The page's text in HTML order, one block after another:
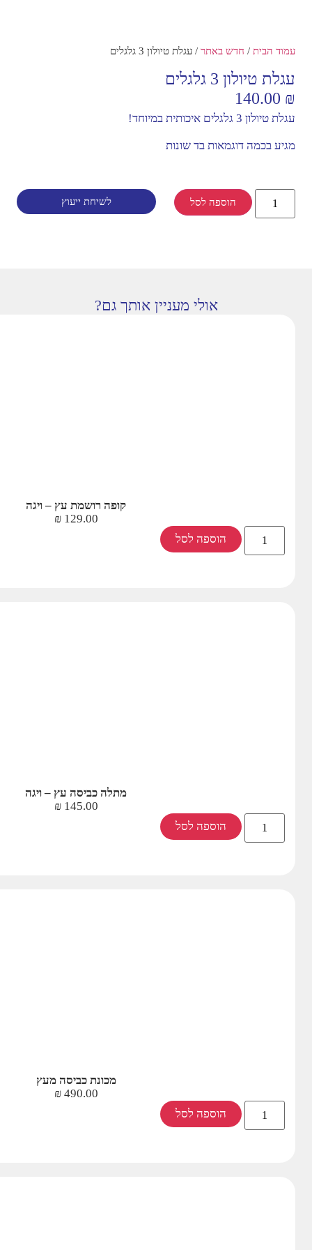
עמוד הבית / חדש באתר / עגלת טיולון 3 גלגלים
עגלת טיולון 3 גלגלים
140.00 ₪
עגלת טיולון 3 גלגלים איכותית במיוחד!
מגיע בכמה דוגמאות בד שונות
הוספה לסל לשיחת ייעוץ
אולי מעניין אותך גם?
קופה רושמת עץ – ויגה
129.00
₪
הוספה לסל
מתלה כביסה עץ – ויגה
145.00
₪
הוספה לסל
מכונת כביסה מעץ
490.00
₪
הוספה לסל